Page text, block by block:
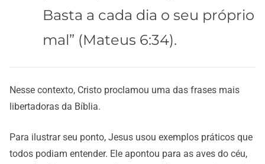
Basta a cada dia o seu próprio
mal” (Mateus 6:34).
Nesse contexto, Cristo proclamou uma das frases mais
libertadoras da Bíblia.
Para ilustrar seu ponto, Jesus usou exemplos práticos que
todos podiam entender. Ele apontou para as aves do céu,